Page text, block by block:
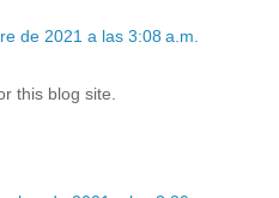
de 2021 a las 3:08 a.m.
this blog site.